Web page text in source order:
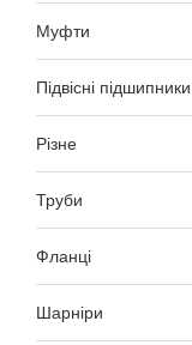
Муфти
Підвісні підшипники
Різне
Труби
Фланці
Шарніри